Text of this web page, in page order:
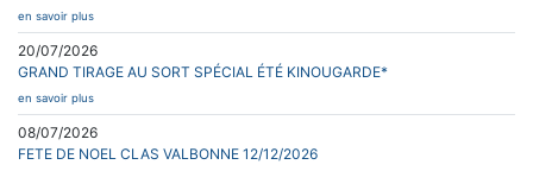
en savoir plus
20/07/2026
GRAND TIRAGE AU SORT SPÉCIAL ÉTÉ KINOUGARDE*
en savoir plus
08/07/2026
FETE DE NOEL CLAS VALBONNE 12/12/2026